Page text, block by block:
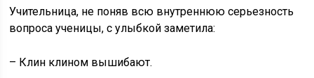
Учительница, не поняв всю внутреннюю серьезность
вопроса ученицы, с улыбкой заметила:
– Клин клином вышибают.